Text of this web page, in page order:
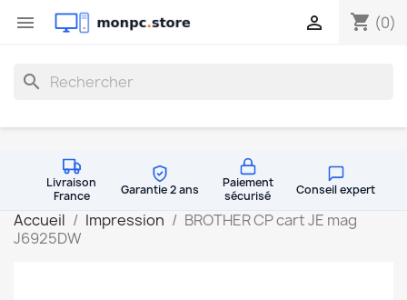
 shopping_cart (0)

search
Livraison
France
Garantie 2 ans
Paiement
sécurisé
Conseil expert
Accueil Impression
BROTHER CP cart JE mag
J6925DW